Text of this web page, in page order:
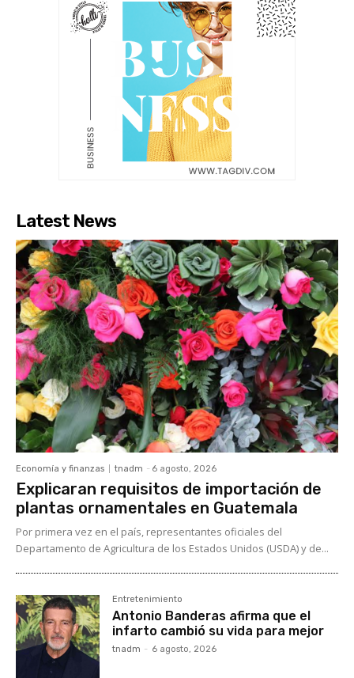
Latest News
Economía y finanzas tnadm - 6 agosto, 2026
Explicaran requisitos de importación de
plantas ornamentales en Guatemala
Por primera vez en el país, representantes oficiales del
Departamento de Agricultura de los Estados Unidos (USDA) y de...
Entretenimiento
Antonio Banderas afirma que el
infarto cambió su vida para mejor
tnadm - 6 agosto, 2026